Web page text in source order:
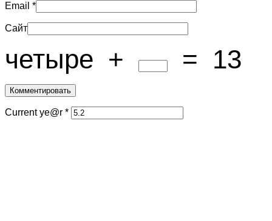
Email *
Сайт
четыре + = 13
Current ye@r *